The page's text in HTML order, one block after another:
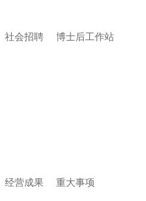
社会招聘
博士后工作站
经营成果 重大事项